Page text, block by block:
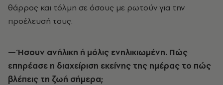
θάρρος και τόλμη σε όσους με ρωτούν για την
προέλευσή τους.
— Ήσουν ανήλικη ή μόλις ενηλικιωμένη. Πώς
επηρέασε η διαχείριση εκείνης της ημέρας το πώς
βλέπεις τη ζωή σήμερα;